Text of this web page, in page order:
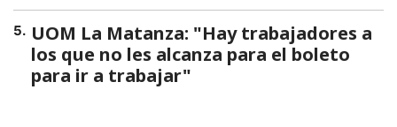
5. UOM La Matanza: "Hay trabajadores a
los que no les alcanza para el boleto
para ir a trabajar"